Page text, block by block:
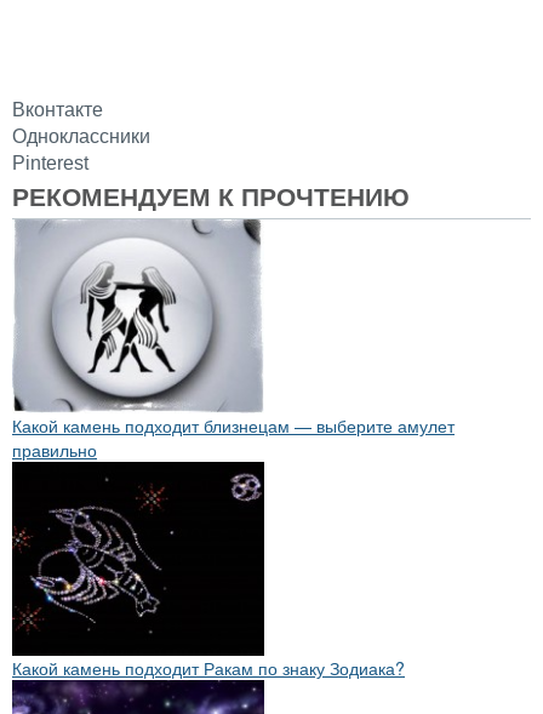
Вконтакте
Одноклассники
Pinterest
РЕКОМЕНДУЕМ К ПРОЧТЕНИЮ
Какой камень подходит близнецам — выберите амулет
правильно
Какой камень подходит Ракам по знаку Зодиака?